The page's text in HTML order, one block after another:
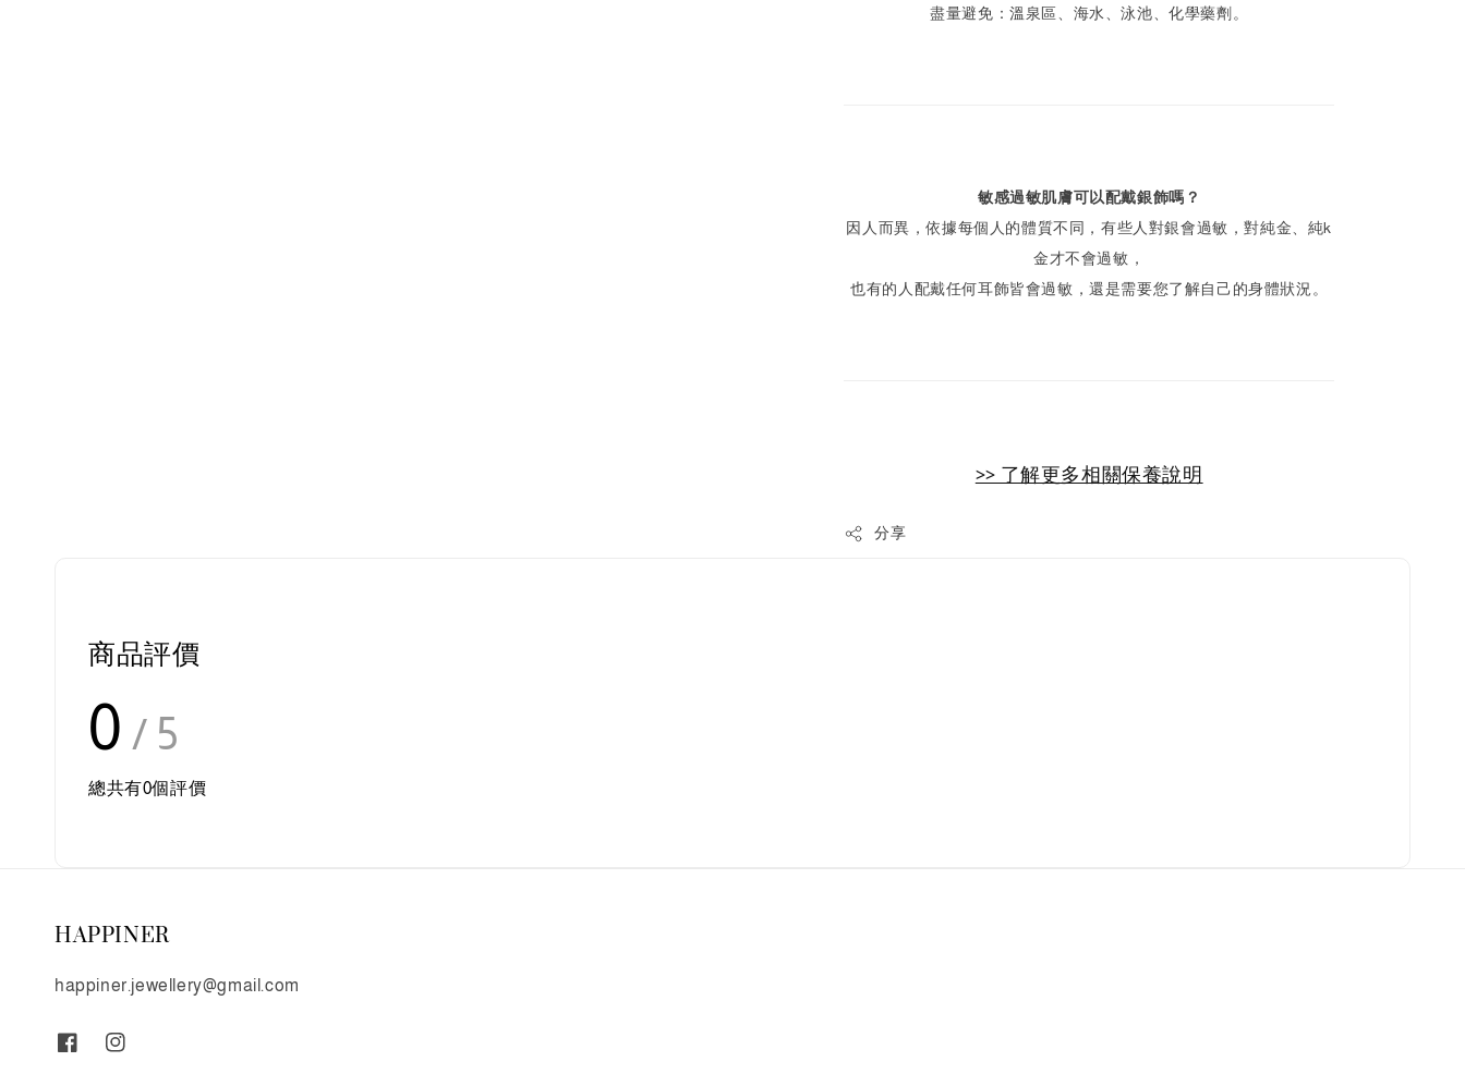
盡量避免：溫泉區、海水、泳池、化學藥劑。
敏感過敏肌膚可以配戴銀飾嗎？
因人而異，依據每個人的體質不同，有些人對銀會過敏，對純金、純k
金才不會過敏，
也有的人配戴任何耳飾皆會過敏，還是需要您了解自己的身體狀況。
>> 了解更多相關保養說明
分享
商品評價
0 / 5
總共有0個評價
HAPPINER
happiner.jewellery@gmail.com